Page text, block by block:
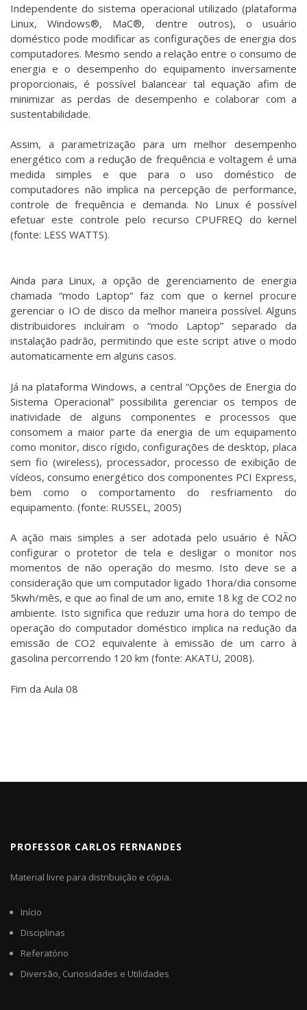
Independente do sistema operacional utilizado (plataforma
Linux, Windows®, MaC®, dentre outros), o usuário
doméstico pode modificar as configurações de energia dos
computadores. Mesmo sendo a relação entre o consumo de
energia e o desempenho do equipamento inversamente
proporcionais, é possível balancear tal equação afim de
minimizar as perdas de desempenho e colaborar com a
sustentabilidade.
Assim, a parametrização para um melhor desempenho
energético com a redução de frequência e voltagem é uma
medida simples e que para o uso doméstico de
computadores não implica na percepção de performance,
controle de frequência e demanda. No Linux é possível
efetuar este controle pelo recurso CPUFREQ do kernel
(fonte: LESS WATTS).
Ainda para Linux, a opção de gerenciamento de energia
chamada “modo Laptop” faz com que o kernel procure
gerenciar o IO de disco da melhor maneira possível. Alguns
distribuidores incluíram o “modo Laptop” separado da
instalação padrão, permitindo que este script ative o modo
automaticamente em alguns casos.
Já na plataforma Windows, a central “Opções de Energia do
Sistema Operacional” possibilita gerenciar os tempos de
inatividade de alguns componentes e processos que
consomem a maior parte da energia de um equipamento
como monitor, disco rígido, configurações de desktop, placa
sem fio (wireless), processador, processo de exibição de
vídeos, consumo energético dos componentes PCI Express,
bem como o comportamento do resfriamento do
equipamento. (fonte: RUSSEL, 2005)
A ação mais simples a ser adotada pelo usuário é NÃO
configurar o protetor de tela e desligar o monitor nos
momentos de não operação do mesmo. Isto deve se a
consideração que um computador ligado 1hora/dia consome
5kwh/mês, e que ao final de um ano, emite 18 kg de CO2 no
ambiente. Isto significa que reduzir uma hora do tempo de
operação do computador doméstico implica na redução da
emissão de CO2 equivalente à emissão de um carro à
gasolina percorrendo 120 km (fonte: AKATU, 2008).
Fim da Aula 08
PROFESSOR CARLOS FERNANDES
Material livre para distribuição e cópia.
Início
Disciplinas
Referatório
Diversão, Curiosidades e Utilidades